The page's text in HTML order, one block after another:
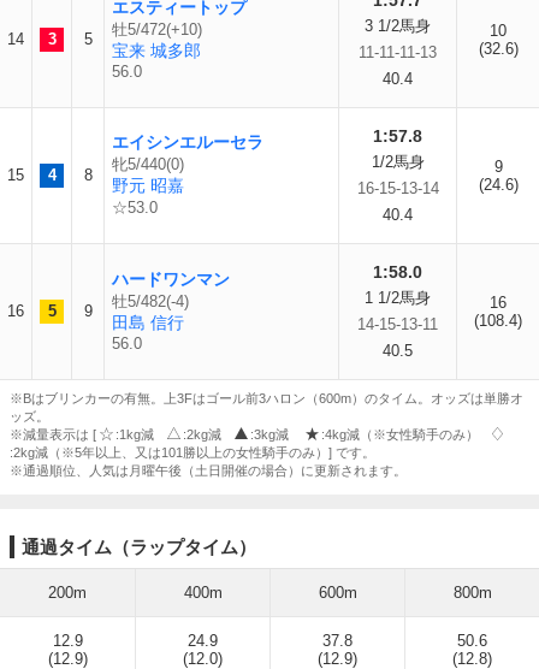
14 3 5
エスティートップ
牡5/472(+10)
宝来 城多郎
56.0
3 1/2馬身
11-11-11-13
40.4
10
(32.6)
15 4 8
エイシンエルーセラ
牝5/440(0)
野元 昭嘉
☆53.0
1:57.8
1/2馬身
16-15-13-14
40.4
9
(24.6)
16 5 9
ハードワンマン
牡5/482(-4)
田島 信行
56.0
1:58.0
1 1/2馬身
14-15-13-11
40.5
16
(108.4)
※Bはブリンカーの有無。上3Fはゴール前3ハロン（600m）のタイム。オッズは単勝オ
ッズ。
※減量表示は [
:1kg減 :2kg減 :3kg減
:4kg減（※女性騎手のみ）
:2kg減（※5年以上、又は101勝以上の女性騎手のみ）] です。
※通過順位、人気は月曜午後（土日開催の場合）に更新されます。
通過タイム（ラップタイム）
200m 400m 600m 800m
12.9
(12.9)
24.9
(12.0)
37.8
(12.9)
50.6
(12.8)